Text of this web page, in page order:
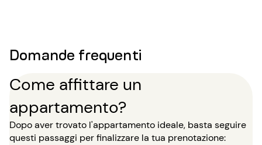
Domande frequenti
Come affittare un
appartamento?
Dopo aver trovato l'appartamento ideale, basta seguire
questi passaggi per finalizzare la tua prenotazione: